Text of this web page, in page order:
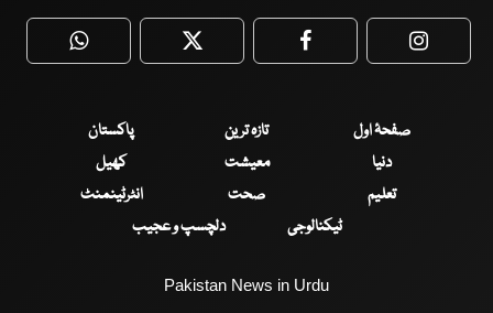
WhatsApp Twitter Facebook
صفحۂ اول تازہ ترین
پاکستان
دنیا
معیشت
کھیل
تعلیم
صحت
انٹرٹینمنٹ
ٹیکنالوجی
دلچسپ و عجیب
Pakistan News in Urdu